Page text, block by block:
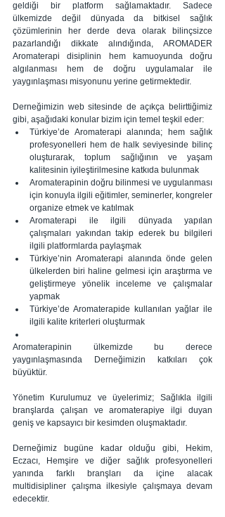
geldiği bir platform sağlamaktadır. Sadece
ülkemizde değil dünyada da bitkisel sağlık
çözümlerinin her derde deva olarak bilinçsizce
pazarlandığı dikkate alındığında, AROMADER
Aromaterapi disiplinin hem kamuoyunda doğru
algılanması hem de doğru uygulamalar ile
yaygınlaşması misyonunu yerine getirmektedir.
Derneğimizin web sitesinde de açıkça belirttiğimiz
gibi, aşağıdaki konular bizim için temel teşkil eder:
Türkiye’de Aromaterapi alanında; hem sağlık
profesyonelleri hem de halk seviyesinde bilinç
oluşturarak, toplum sağlığının ve yaşam
kalitesinin iyileştirilmesine katkıda bulunmak
Aromaterapinin doğru bilinmesi ve uygulanması
için konuyla ilgili eğitimler, seminerler, kongreler
organize etmek ve katılmak
Aromaterapi ile ilgili dünyada yapılan
çalışmaları yakından takip ederek bu bilgileri
ilgili platformlarda paylaşmak
Türkiye’nin Aromaterapi alanında önde gelen
ülkelerden biri haline gelmesi için araştırma ve
geliştirmeye yönelik inceleme ve çalışmalar
yapmak
Türkiye’de Aromaterapide kullanılan yağlar ile
ilgili kalite kriterleri oluşturmak
Aromaterapinin ülkemizde bu derece
yaygınlaşmasında Derneğimizin katkıları çok
büyüktür.
Yönetim Kurulumuz ve üyelerimiz; Sağlıkla ilgili
branşlarda çalışan ve aromaterapiye ilgi duyan
geniş ve kapsayıcı bir kesimden oluşmaktadır.
Derneğimiz bugüne kadar olduğu gibi, Hekim,
Eczacı, Hemşire ve diğer sağlık profesyonelleri
yanında farklı branşları da içine alacak
multidisipliner çalışma ilkesiyle çalışmaya devam
edecektir.